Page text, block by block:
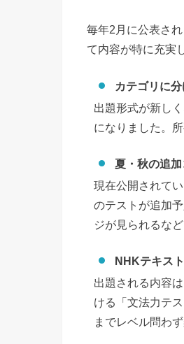
毎年2月に公表さ
て内容が特に充実
カテゴリに
出題形式が新し
になりました。
夏・秋の追
現在公開されて
のテストが追加
ジが見られるな
NHKテキス
出題される内容
ける「文法力テ
までレベル問わ